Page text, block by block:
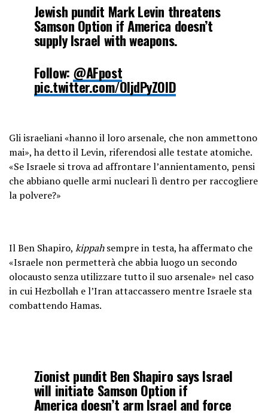
Jewish pundit Mark Levin threatens
Samson Option if America doesn’t
supply Israel with weapons.
Follow: @AFpost
pic.twitter.com/OIjdPyZOlD
2023
Gli israeliani «hanno il loro arsenale, che non ammettono
mai», ha detto il Levin, riferendosi alle testate atomiche.
«Se Israele si trova ad affrontare l’annientamento, pensi
che abbiano quelle armi nucleari lì dentro per raccogliere
la polvere?»
Il Ben Shapiro, kippahsempre in testa, ha affermato che
«Israele non permetterà che abbia luogo un secondo
olocausto senza utilizzare tutto il suo arsenale» nel caso
in cui Hezbollah e l’Iran attaccassero mentre Israele sta
combattendo Hamas.
Zionist pundit Ben Shapiro says Israel
will initiate Samson Option if
America doesn’t arm Israel and force